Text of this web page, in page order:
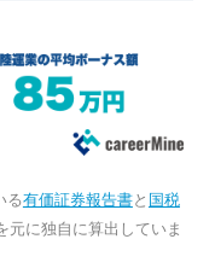
る有価証券報告書と 国税
元に独自に算出していま